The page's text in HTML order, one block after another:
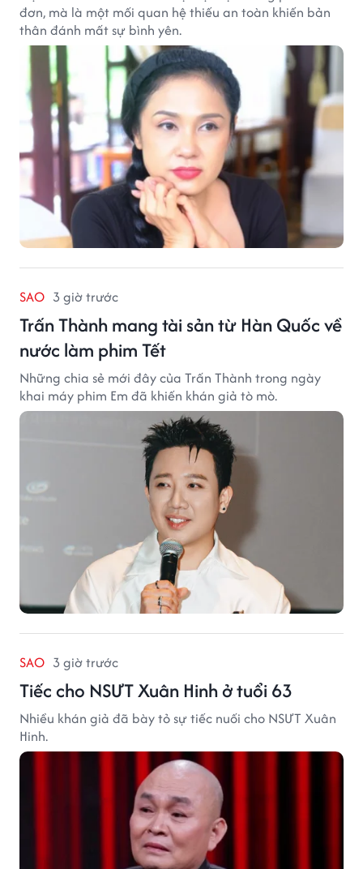
đơn, mà là một mối quan hệ thiếu an toàn khiến bản
thân đánh mất sự bình yên.
SAO 3 giờ trước
Trấn Thành mang tài sản từ Hàn Quốc về
nước làm phim Tết
Những chia sẻ mới đây của Trấn Thành trong ngày
khai máy phim Em đã khiến khán giả tò mò.
SAO 3 giờ trước
Tiếc cho NSƯT Xuân Hinh ở tuổi 63
Nhiều khán giả đã bày tỏ sự tiếc nuối cho NSƯT Xuân
Hinh.